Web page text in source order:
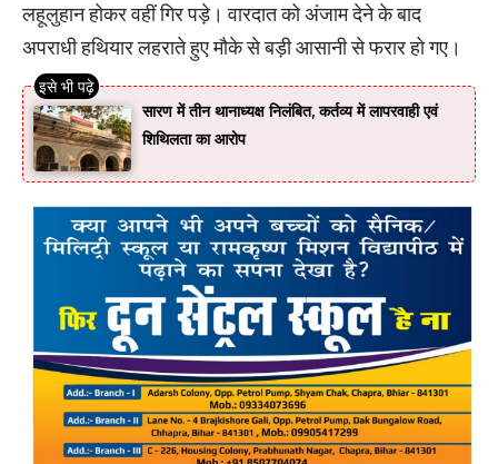
लहूलुहान होकर वहीं गिर पड़े। वारदात को अंजाम देने के बाद
अपराधी हथियार लहराते हुए मौके से बड़ी आसानी से फरार हो गए।
सारण में तीन थानाध्यक्ष निलंबित, कर्तव्य में लापरवाही एवं
शिथिलता का आरोप